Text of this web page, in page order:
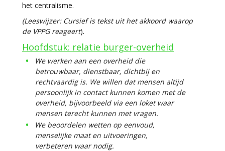
het centralisme.
(Leeswijzer: Cursief is tekst uit het akkoord waarop
de VPPG reageert).
Hoofdstuk: relatie burger-overheid
We werken aan een overheid die
betrouwbaar, dienstbaar, dichtbij en
rechtvaardig is. We willen dat mensen altijd
persoonlijk in contact kunnen komen met de
overheid, bijvoorbeeld via een loket waar
mensen terecht kunnen met vragen.
We beoordelen wetten op eenvoud,
menselijke maat en uitvoeringen,
verbeteren waar nodig.